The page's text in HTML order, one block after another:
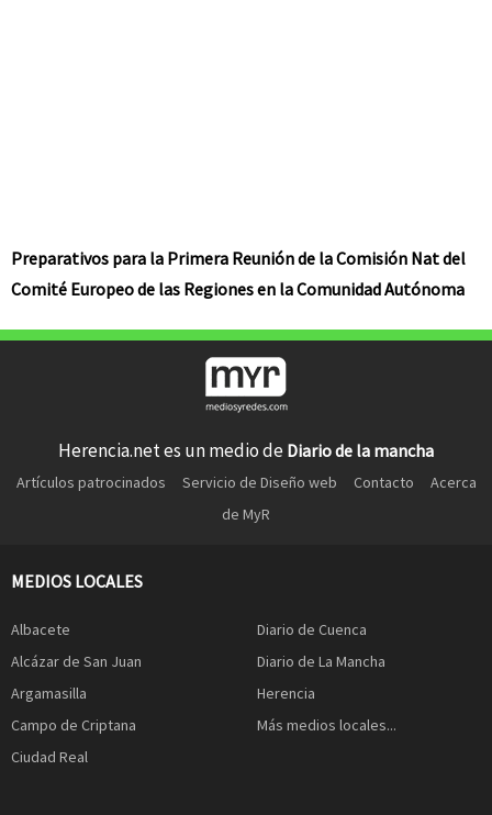
Preparativos para la Primera Reunión de la Comisión Nat del
Comité Europeo de las Regiones en la Comunidad Autónoma
Herencia.net es un medio de Diario de la mancha
Artículos patrocinados Servicio de Diseño web Contacto
Acerca
de MyR
MEDIOS LOCALES
Albacete
Alcázar de San Juan
Argamasilla
Campo de Criptana
Ciudad Real
Diario de Cuenca
Diario de La Mancha
Herencia
Más medios locales...